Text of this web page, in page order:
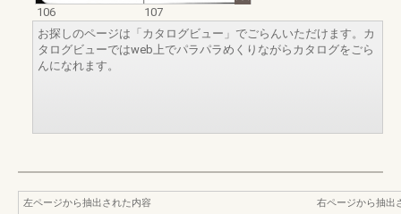
106
107
お探しのページは「カタログビュー」でごらんいただけます。カ
タログビューではweb上でパラパラめくりながらカタログをごら
んになれます。
左ページから抽出された内容
右ページから抽出